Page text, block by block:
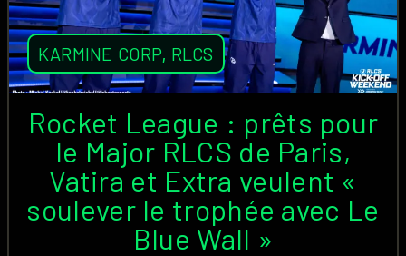
KARMINE CORP, RLCS
Rocket League : prêts pour
le Major RLCS de Paris,
Vatira et Extra veulent «
soulever le trophée avec Le
Blue Wall »